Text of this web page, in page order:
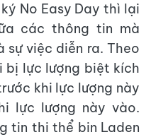
No Easy Day thì lại
các thông tin mà
sự việc diễn ra. Theo
bị lực lượng biệt kích
khi lực lượng này
lực lượng này vào.
tin thi thể bin Laden